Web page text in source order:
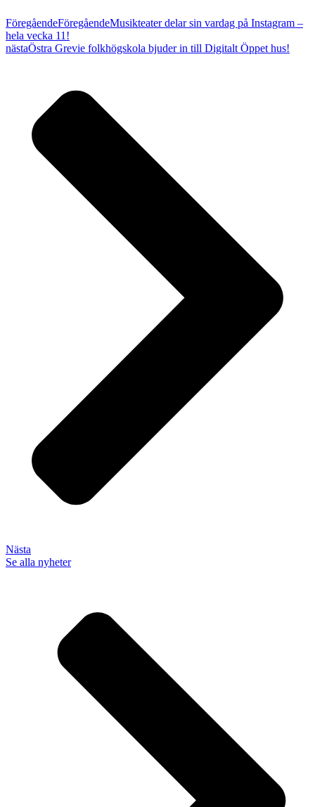
FöregåendeFöregåendeMusikteater delar sin vardag på Instagram –
hela vecka 11!
nästaÖstra Grevie folkhögskola bjuder in till Digitalt Öppet hus!
Nästa
Se alla nyheter